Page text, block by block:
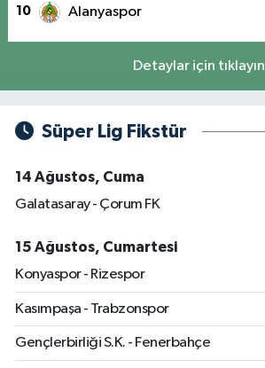
10 Alanyaspor
Detaylar için tıklayın
Süper Lig Fikstür
14 Ağustos, Cuma
Galatasaray - Çorum FK
15 Ağustos, Cumartesi
Konyaspor - Rizespor
Kasımpaşa - Trabzonspor
Gençlerbirliği S.K. - Fenerbahçe